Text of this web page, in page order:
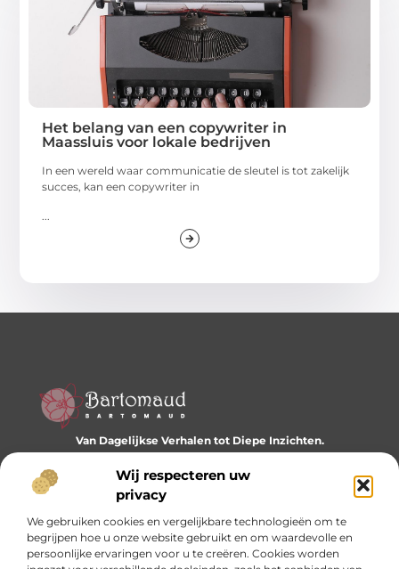
Wij respecteren uw
privacy
We gebruiken cookies en vergelijkbare technologieën om te
begrijpen hoe u onze website gebruikt en om waardevolle en
persoonlijke ervaringen voor u te creëren. Cookies worden
Het belang van een copywriter in
Maassluis voor lokale bedrijven
In een wereld waar communicatie de sleutel is tot zakelijk
succes, kan een copywriter in
Van Dagelijkse Verhalen tot Diepe Inzichten.
Ontdek een wereld vol diverse blogs en artikelen die je
dagelijks inspireren en nieuwe perspectieven bieden.